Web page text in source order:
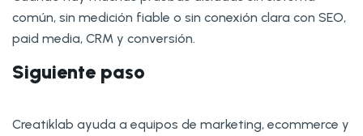
común, sin medición fiable o sin conexión clara con SEO,
paid media, CRM y conversión.
Siguiente paso
Creatiklab ayuda a equipos de marketing, ecommerce y